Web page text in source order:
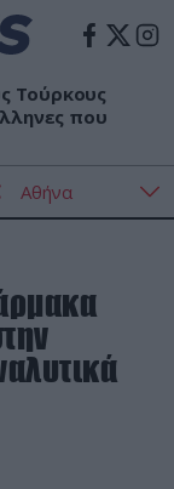
Τούρκους
που